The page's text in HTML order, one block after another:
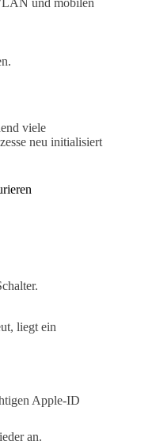
viele
neu initialisiert
liegt ein
Apple-ID
an.